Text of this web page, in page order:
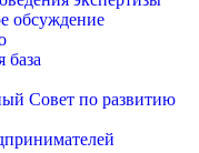
обсуждение
база
Совет по развитию